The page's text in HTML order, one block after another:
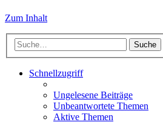
Zum Inhalt
Suche
Schnellzugriff
Ungelesene Beiträge
Unbeantwortete Themen
Aktive Themen